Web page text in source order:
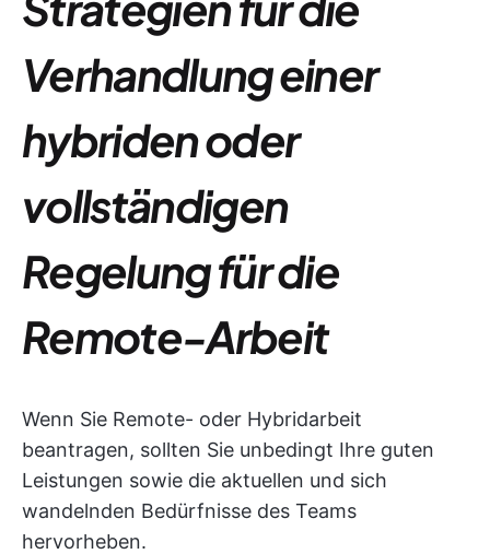
Verhandlung einer
hybriden oder
vollständigen
Regelung für die
Remote-Arbeit
Wenn Sie Remote- oder Hybridarbeit
beantragen, sollten Sie unbedingt Ihre guten
Leistungen sowie die aktuellen und sich
wandelnden Bedürfnisse des Teams
hervorheben.